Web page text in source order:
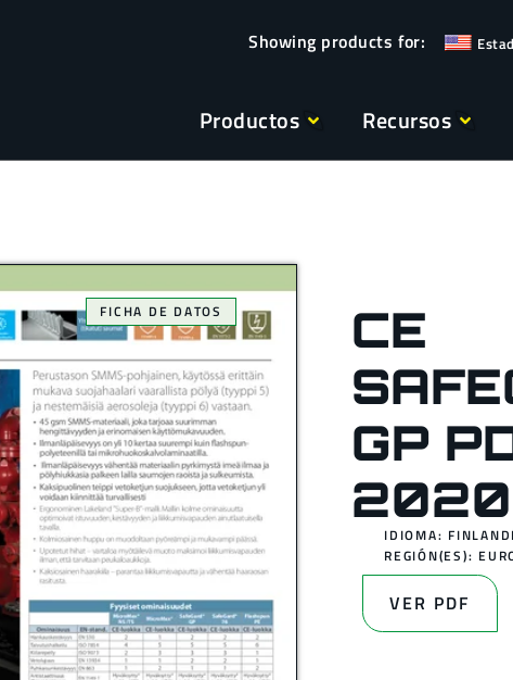
Productos Recursos
FICHA DE DATOS
CE
GP
2020
IDIOMA:
REGIÓN(ES):
VER PDF